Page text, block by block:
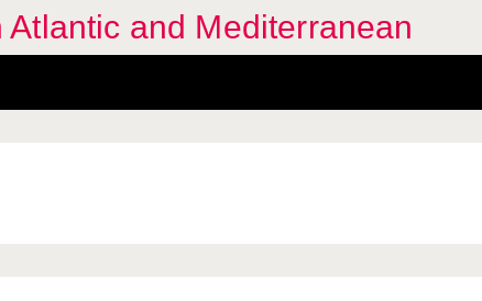
and Mediterranean